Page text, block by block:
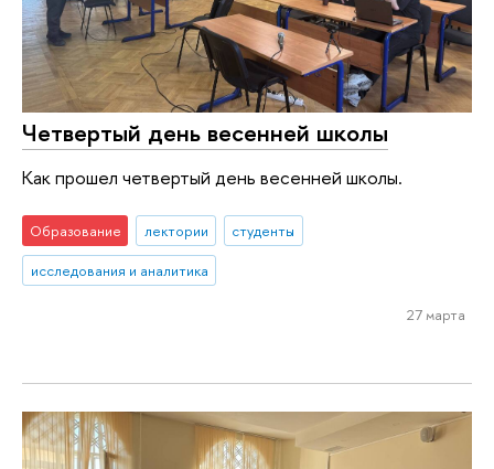
Четвертый день весенней школы
Как прошел четвертый день весенней школы.
Образование лектории
студенты
исследования и аналитика
27 марта